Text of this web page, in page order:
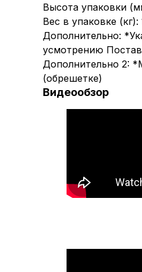
Высота упаковки
Вес в упаковке (кг):
Дополнительно:
усмотрению
Дополнительно 2:
(обрешетке)
Видеообзор